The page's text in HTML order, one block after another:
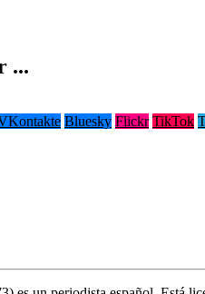
...
Bluesky Flickr TikTok